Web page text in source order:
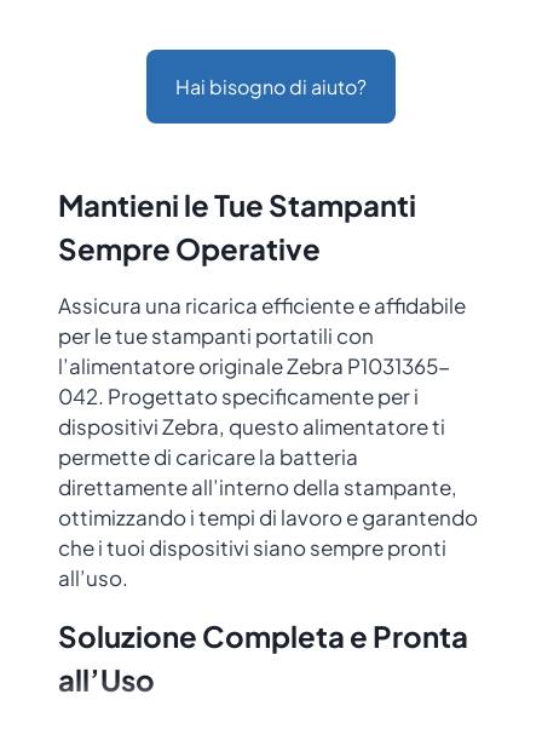
Hai bisogno di aiuto?
Mantieni le Tue Stampanti
Sempre Operative
Assicura una ricarica efficiente e affidabile
per le tue stampanti portatili con
l’alimentatore originale Zebra P1031365-
042. Progettato specificamente per i
dispositivi Zebra, questo alimentatore ti
permette di caricare la batteria
direttamente all’interno della stampante,
ottimizzando i tempi di lavoro e garantendo
che i tuoi dispositivi siano sempre pronti
all’uso.
Soluzione Completa e Pronta
all’Uso